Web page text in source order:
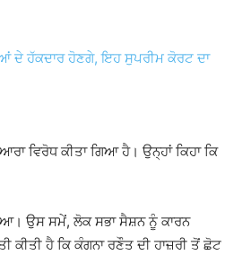
ਦੇ ਹੱਕਦਾਰ ਹੋਣਗੇ, ਇਹ ਸੁਪਰੀਮ ਕੋਰਟ ਦਾ
ਵਿਰੋਧ ਕੀਤਾ ਗਿਆ ਹੈ। ਉਨ੍ਹਾਂ ਕਿਹਾ ਕਿ
ਉਸ ਸਮੇਂ, ਲੋਕ ਸਭਾ ਸੈਸ਼ਨ ਨੂੰ ਕਾਰਨ
ਹੈ ਕਿ ਕੰਗਨਾ ਰਣੌਤ ਦੀ ਹਾਜ਼ਰੀ ਤੋਂ ਛੋਟ